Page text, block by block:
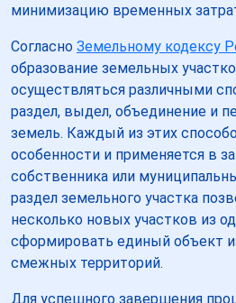
минимизацию временных
Согласно Земельному кодексу
образование земельных
осуществляться различными
раздел, выдел, объединение и
земель. Каждый из этих
особенности и применяется в
собственника или
раздел земельного участка
несколько новых участков из
сформировать единый объект
смежных территорий.
Для успешного завершения